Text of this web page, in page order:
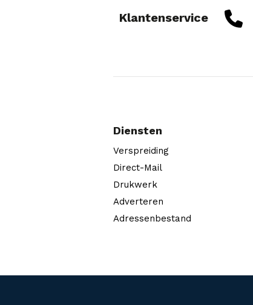
Klantenservice
Diensten
Verspreiding
Direct-Mail
Drukwerk
Adverteren
Adressenbestand